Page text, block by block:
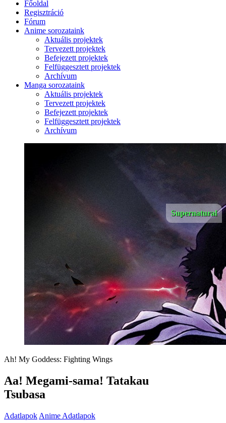
Főoldal
Regisztráció
Fórum
Anime sorozataink
Aktuális projektek
Tervezett projektek
Befejezett projektek
Felfüggesztett projektek
Archívum
Manga sorozataink
Aktuális projektek
Tervezett projektek
Befejezett projektek
Felfüggesztett projektek
Archívum
Supernatural
Ah! My Goddess: Fighting Wings
Aa! Megami-sama! Tatakau
Tsubasa
Adatlapok Anime Adatlapok